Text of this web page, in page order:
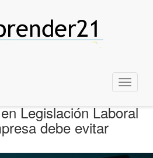
Menu
Legislación Laboral
debe evitar